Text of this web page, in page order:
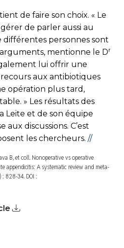
de faire son choix. « Le
de parler aussi au
personnes sont
mentionne le Dr
lui offrir une
aux antibiotiques
opération plus tard,
» Les résultats des
Leite et de son équipe
discussions. C’est
les chercheurs. //
B, et coll. Nonoperative vs operative
appendicitis: A systematic review and meta-
828-34. DOI :